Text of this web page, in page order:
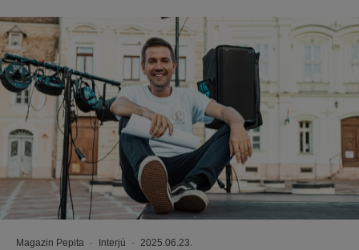
Magazin Pepita · Interjú · 2025.06.23.